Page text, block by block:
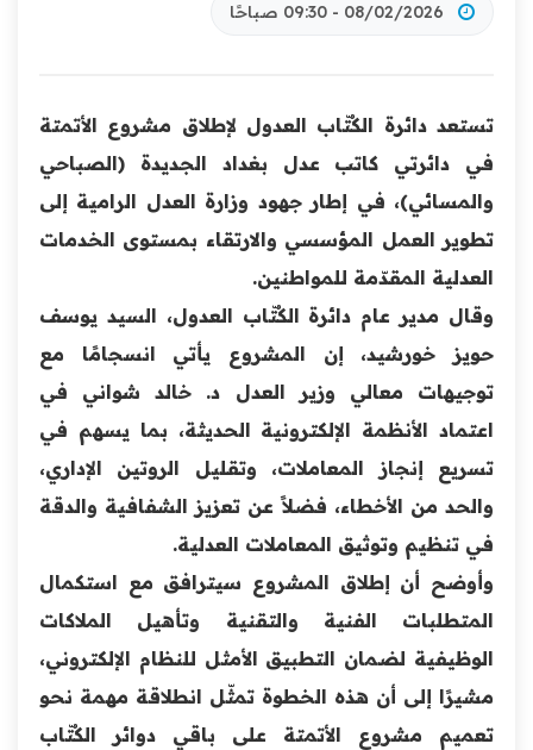
08/02/2026 - 09:30 صباحًا
تستعد دائرة الكُتّاب العدول لإطلاق مشروع الأتمتة
في دائرتي كاتب عدل بغداد الجديدة (الصباحي
والمسائي)، في إطار جهود وزارة العدل الرامية إلى
تطوير العمل المؤسسي والارتقاء بمستوى الخدمات
العدلية المقدّمة للمواطنين.
وقال مدير عام دائرة الكُتّاب العدول، السيد يوسف
حويز خورشيد، إن المشروع يأتي انسجامًا مع
توجيهات معالي وزير العدل د. خالد شواني في
اعتماد الأنظمة الإلكترونية الحديثة، بما يسهم في
تسريع إنجاز المعاملات، وتقليل الروتين الإداري،
والحد من الأخطاء، فضلاً عن تعزيز الشفافية والدقة
في تنظيم وتوثيق المعاملات العدلية.
وأوضح أن إطلاق المشروع سيترافق مع استكمال
المتطلبات الفنية والتقنية وتأهيل الملاكات
الوظيفية لضمان التطبيق الأمثل للنظام الإلكتروني،
مشيرًا إلى أن هذه الخطوة تمثّل انطلاقة مهمة نحو
تعميم مشروع الأتمتة على باقي دوائر الكُتّاب